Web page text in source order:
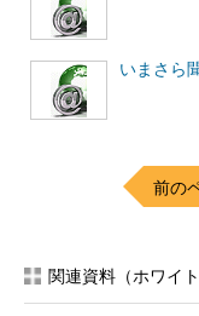
いまさら
前の
関連資料（ホワイト